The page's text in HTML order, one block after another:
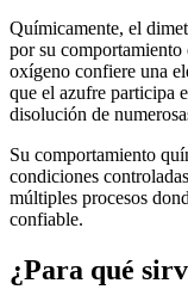
Químicamente, el
por su
oxígeno confiere una
que el azufre participa
disolución de
Su comportamiento
condiciones
múltiples procesos
confiable.
¿Para qué